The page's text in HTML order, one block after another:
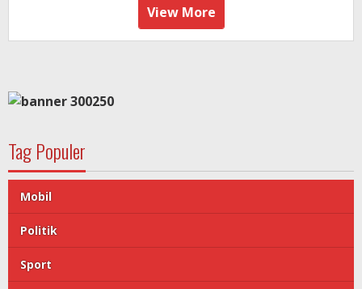
View More
Tag Populer
Mobil
Politik
Sport